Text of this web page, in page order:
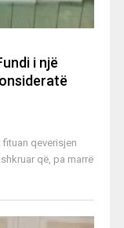
i një
fituan qeverisjen
që, pa marrë